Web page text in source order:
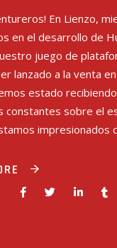
En Lienzo,
en el desarrollo de
juego de
lanzado a la venta
estado recibiendo
constantes sobre el
impresionados